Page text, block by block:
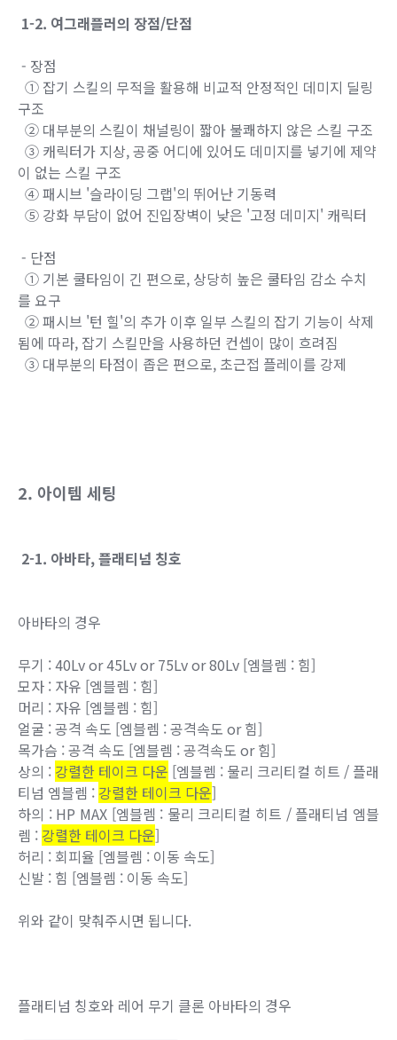
1-2. 여그래플러의 장점/단점
- 장점
① 잡기 스킬의 무적을 활용해 비교적 안정적인 데미지 딜링
구조
② 대부분의 스킬이 채널링이 짧아 불쾌하지 않은 스킬 구조
③ 캐릭터가 지상, 공중 어디에 있어도 데미지를 넣기에 제약
이 없는 스킬 구조
④ 패시브 '슬라이딩 그랩'의 뛰어난 기동력
⑤ 강화 부담이 없어 진입장벽이 낮은 '고정 데미지' 캐릭터
- 단점
① 기본 쿨타임이 긴 편으로, 상당히 높은 쿨타임 감소 수치
를 요구
② 패시브 '턴 힐'의 추가 이후 일부 스킬의 잡기 기능이 삭제
됨에 따라, 잡기 스킬만을 사용하던 컨셉이 많이 흐려짐
③ 대부분의 타점이 좁은 편으로, 초근접 플레이를 강제
2. 아이템 세팅
2-1. 아바타, 플래티넘 칭호
아바타의 경우
무기 : 40Lv or 45Lv or 75Lv or 80Lv [엠블렘 : 힘]
모자 : 자유 [엠블렘 : 힘]
머리 : 자유 [엠블렘 : 힘]
얼굴 : 공격 속도 [엠블렘 : 공격속도 or 힘]
목가슴 : 공격 속도 [엠블렘 : 공격속도 or 힘]
상의 : 강렬한 테이크 다운 [엠블렘 : 물리 크리티컬 히트 / 플래
티넘 엠블렘 : 강렬한 테이크 다운]
하의 : HP MAX [엠블렘 : 물리 크리티컬 히트 / 플래티넘 엠블
렘 : 강렬한 테이크 다운]
허리 : 회피율 [엠블렘 : 이동 속도]
신발 : 힘 [엠블렘 : 이동 속도]
위와 같이 맞춰주시면 됩니다.
플래티넘 칭호와 레어 무기 클론 아바타의 경우